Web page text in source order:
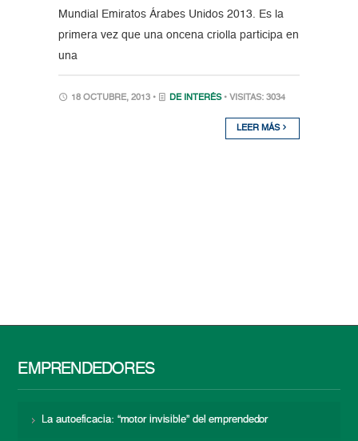
Mundial Emiratos Árabes Unidos 2013. Es la
primera vez que una oncena criolla participa en
una
18 OCTUBRE, 2013 • DE INTERÉS • VISITAS: 3034
LEER MÁS
EMPRENDEDORES
La autoeficacia: “motor invisible” del emprendedor